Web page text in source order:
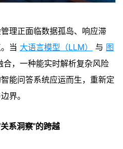
理正面临数据孤岛、响应滞
当 大语言模型（LLM） 与 图
合，一种能实时解析复杂风险
能问答系统应运而生，重新定
界。
系洞察"的跨越